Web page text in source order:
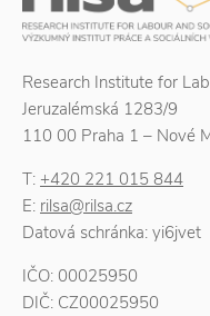
Research Institute for
Jeruzalémská 1283/9
110 00 Praha 1 – Nové
T: +420 221 015 844
E: rilsa@rilsa.cz
Datová schránka: yi6jvet
IČO: 00025950
DIČ: CZ00025950